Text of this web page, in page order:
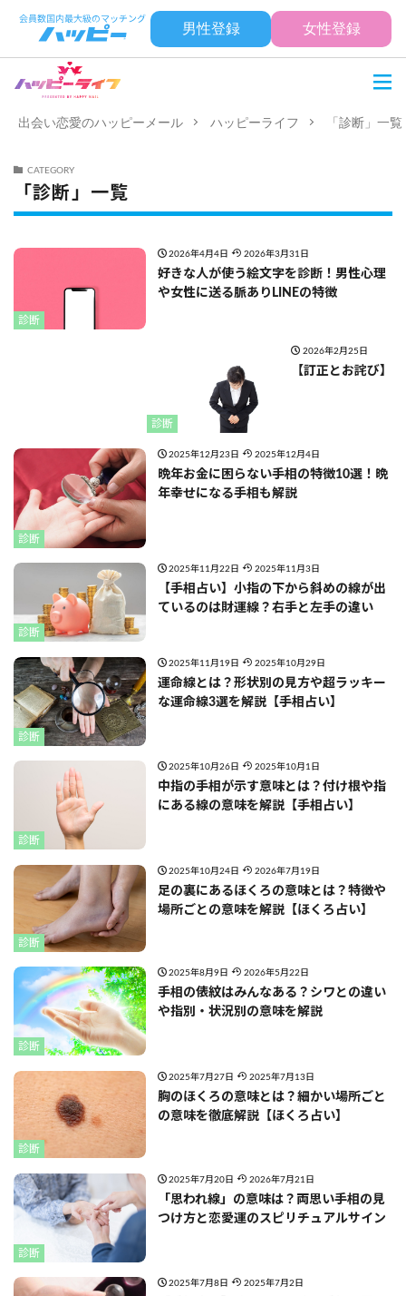
男性登録 女性登録
出会い恋愛のハッピーメール ハッピーライフ 「診断」一覧
CATEGORY
「診断」一覧
診断
2026年4月4日 2026年3月31日
好きな人が使う絵文字を診断！男性心理
や女性に送る脈ありLINEの特徴
診断
2026年2月25日
【訂正とお詫び】
診断
2025年12月23日 2025年12月4日
晩年お金に困らない手相の特徴10選！晩
年幸せになる手相も解説
診断
2025年11月22日 2025年11月3日
【手相占い】小指の下から斜めの線が出
ているのは財運線？右手と左手の違い
診断
2025年11月19日 2025年10月29日
運命線とは？形状別の見方や超ラッキー
な運命線3選を解説【手相占い】
診断
2025年10月26日 2025年10月1日
中指の手相が示す意味とは？付け根や指
にある線の意味を解説【手相占い】
診断
2025年10月24日 2026年7月19日
足の裏にあるほくろの意味とは？特徴や
場所ごとの意味を解説【ほくろ占い】
診断
2025年8月9日 2026年5月22日
手相の俵紋はみんなある？シワとの違い
や指別・状況別の意味を解説
診断
2025年7月27日 2025年7月13日
胸のほくろの意味とは？細かい場所ごと
の意味を徹底解説【ほくろ占い】
診断
2025年7月20日 2026年7月21日
「思われ線」の意味は？両思い手相の見
つけ方と恋愛運のスピリチュアルサイン
2025年7月8日 2025年7月2日